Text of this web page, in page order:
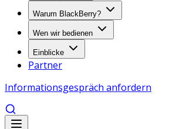
Warum BlackBerry?
Wen wir bedienen
Einblicke
Partner
Informationsgespräch anfordern